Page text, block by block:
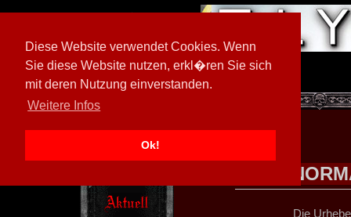
Diese Website verwendet Cookies. Wenn
Sie diese Website nutzen, erkl�ren Sie sich
mit deren Nutzung einverstanden.
Weitere Infos
Ok!
[ 602026/M3]
Die